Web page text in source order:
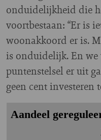
onduidelijkheid die
voortbestaan: “Er is
woonakkoord er is.
is onduidelijk. En we
puntenstelsel er uit
geen cent
Aandeel